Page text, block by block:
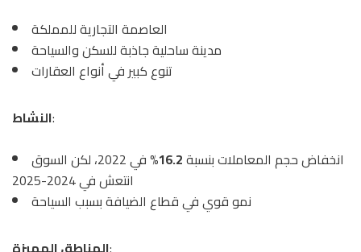
العاصمة التجارية للمملكة
مدينة ساحلية جاذبة للسكن والسياحة
تنوع كبير في أنواع العقارات
النشاط:
انخفاض حجم المعاملات بنسبة16.2%
في 2022، لكن السوق
انتعش في 2024-2025
نمو قوي في قطاع الضيافة بسبب السياحة